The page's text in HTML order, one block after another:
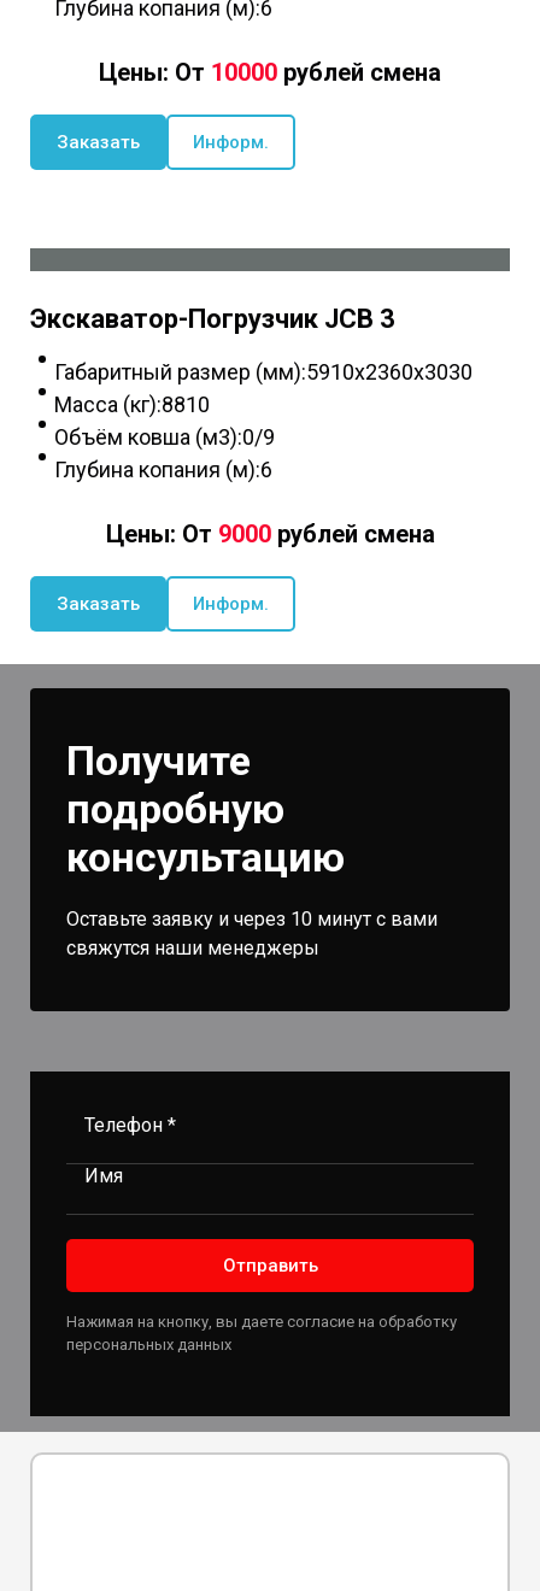
Глубина копания (м):6
Цены: От 10000 рублей смена
Заказать Информ.
Экскаватор-Погрузчик JCB 3
Габаритный размер (мм):5910x2360x3030
Масса (кг):8810
Объём ковша (м3):0/9
Глубина копания (м):6
Цены: От 9000рублей смена
Заказать Информ.
Получите
подробную
консультацию
Оставьте заявку и через 10 минут с вами
свяжутся наши менеджеры
Телефон *
Имя
Отправить
Нажимая на кнопку, вы даете согласие на обработку
персональных данных